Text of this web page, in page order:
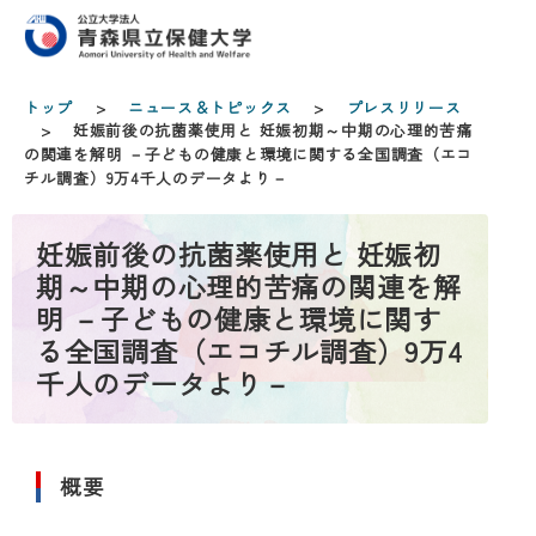
トップ > ニュース＆トピックス >
プレスリリース
> 妊娠前後の抗菌薬使用と 妊娠初期～中期の心理的苦痛
の関連を解明 －子どもの健康と環境に関する全国調査（エコ
チル調査）9万4千人のデータより－
妊娠前後の抗菌薬使用と 妊娠初
期～中期の心理的苦痛の関連を解
明 －子どもの健康と環境に関す
る全国調査（エコチル調査）9万4
千人のデータより－
概要